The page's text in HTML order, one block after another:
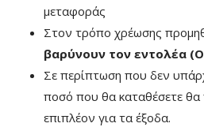
μεταφοράς
Στον τρόπο χρέωσης
βαρύνουν τον εντολέα
Σε περίπτωση που δεν
ποσό που θα καταθέσετε θα
επιπλέον για τα έξοδα.